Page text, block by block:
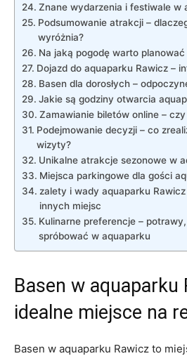
Znane wydarzenia i festiwale w
Podsumowanie atrakcji –
wyróżnia?
Na jaką pogodę warto
Dojazd do aquaparku Rawicz –
Basen dla dorosłych –
Jakie są godziny otwarcia
Zamawianie biletów online –
Podejmowanie decyzji – co
wizyty?
Unikalne atrakcje sezonowe w
Miejsca parkingowe dla gości
zalety i wady aquaparku
innych miejsc
Kulinarne preferencje –
spróbować w aquaparku
Basen w aquaparku
idealne miejsce na
Basen w aquaparku Rawicz to